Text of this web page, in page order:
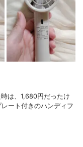
は、1,680円だったけ
ート付きのハンディフ